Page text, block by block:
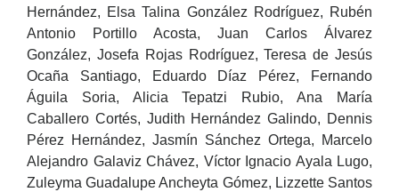
Hernández, Elsa Talina González Rodríguez, Rubén
Antonio Portillo Acosta, Juan Carlos Álvarez
González, Josefa Rojas Rodríguez, Teresa de Jesús
Ocaña Santiago, Eduardo Díaz Pérez, Fernando
Águila Soria, Alicia Tepatzi Rubio, Ana María
Caballero Cortés, Judith Hernández Galindo, Dennis
Pérez Hernández, Jasmín Sánchez Ortega, Marcelo
Alejandro Galaviz Chávez, Víctor Ignacio Ayala Lugo,
Zuleyma Guadalupe Ancheyta Gómez, Lizzette Santos